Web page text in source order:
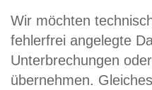
Wir möchten
fehlerfrei angelegte
Unterbrechungen
übernehmen.